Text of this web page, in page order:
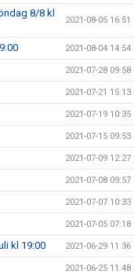
8/8 kl
2021-08-05 16:51
2021-08-04 14:54
2021-07-28 09:58
2021-07-21 15:13
2021-07-19 10:35
2021-07-15 09:53
2021-07-09 12:27
2021-07-08 09:57
2021-07-07 10:33
2021-07-05 07:18
kl 19:00 2021-06-29 11:36
2021-06-25 11:48